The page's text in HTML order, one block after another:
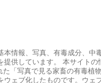
本情報、写真、有毒成分、中
提供しています。 本サイトの
「写真で見る家畜の有毒植
ウェブ化したものです。ウェ